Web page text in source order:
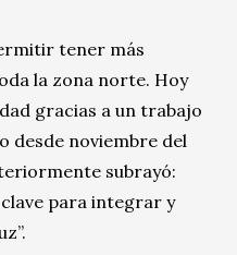
tener más
la zona norte. Hoy
gracias a un trabajo
desde noviembre del
subrayó:
para integrar y